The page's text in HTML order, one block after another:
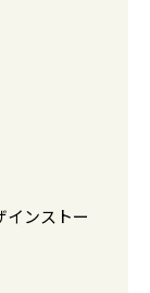
ンストー